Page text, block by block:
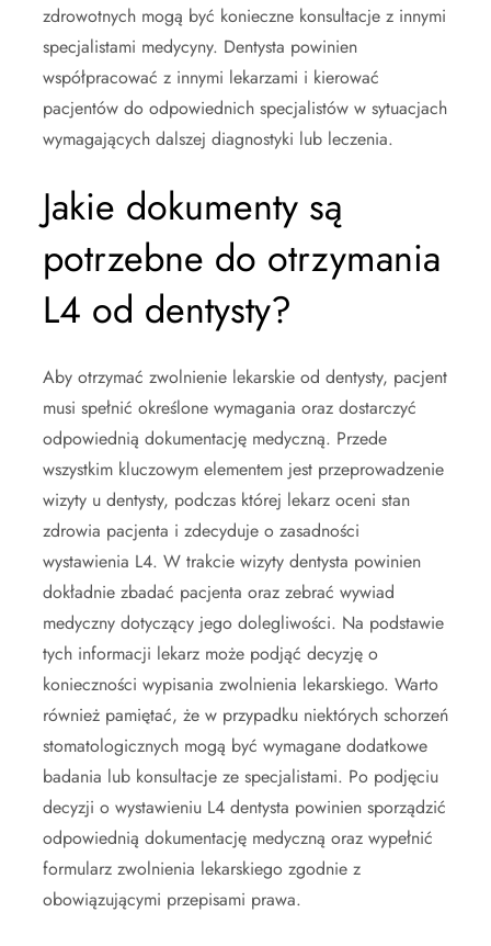
zdrowotnych mogą być konieczne konsultacje z innymi
specjalistami medycyny. Dentysta powinien
współpracować z innymi lekarzami i kierować
pacjentów do odpowiednich specjalistów w sytuacjach
wymagających dalszej diagnostyki lub leczenia.
Jakie dokumenty są
potrzebne do otrzymania
L4 od dentysty?
Aby otrzymać zwolnienie lekarskie od dentysty, pacjent
musi spełnić określone wymagania oraz dostarczyć
odpowiednią dokumentację medyczną. Przede
wszystkim kluczowym elementem jest przeprowadzenie
wizyty u dentysty, podczas której lekarz oceni stan
zdrowia pacjenta i zdecyduje o zasadności
wystawienia L4. W trakcie wizyty dentysta powinien
dokładnie zbadać pacjenta oraz zebrać wywiad
medyczny dotyczący jego dolegliwości. Na podstawie
tych informacji lekarz może podjąć decyzję o
konieczności wypisania zwolnienia lekarskiego. Warto
również pamiętać, że w przypadku niektórych schorzeń
stomatologicznych mogą być wymagane dodatkowe
badania lub konsultacje ze specjalistami. Po podjęciu
decyzji o wystawieniu L4 dentysta powinien sporządzić
odpowiednią dokumentację medyczną oraz wypełnić
formularz zwolnienia lekarskiego zgodnie z
obowiązującymi przepisami prawa.